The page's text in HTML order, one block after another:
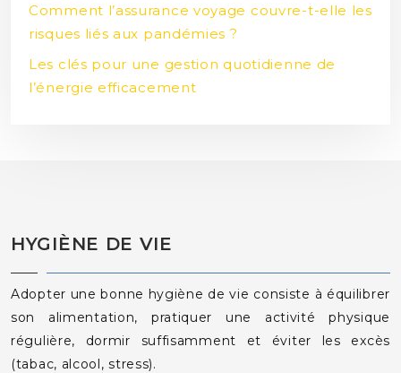
Comment l’assurance voyage couvre-t-elle les
risques liés aux pandémies ?
Les clés pour une gestion quotidienne de
l’énergie efficacement
HYGIÈNE DE VIE
Adopter une bonne hygiène de vie consiste à équilibrer
son alimentation, pratiquer une activité physique
régulière, dormir suffisamment et éviter les excès
(tabac, alcool, stress).